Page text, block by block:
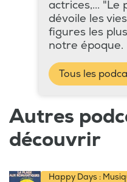
actrices,... "Le
dévoile les
figures les
notre époque.
Tous les
Autres
découvrir
Happy Days :